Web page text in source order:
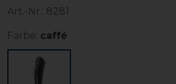
Art.-Nr.: 8281
Farbe: caffé